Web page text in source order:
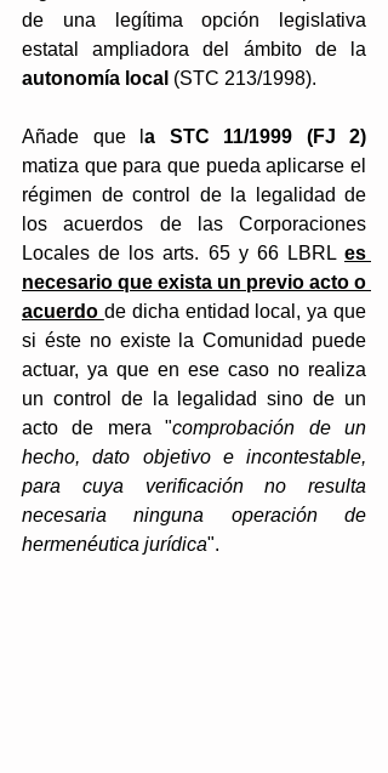
de una legítima opción legislativa
estatal ampliadora del ámbito de la
autonomía local (STC 213/1998).
Añade que l
matiza que para que pueda aplicarse el
régimen de control de la legalidad de
los acuerdos de las Corporaciones
Locales de los arts. 65 y 66 LBRL es
necesario que exista un previo acto o
acuerdo de dicha entidad local, ya que
si éste no existe la Comunidad puede
actuar, ya que en ese caso no realiza
un control de la legalidad sino de un
acto de mera "comprobación de un
hecho, dato objetivo e incontestable,
para cuya verificación no resulta
necesaria ninguna operación de
hermenéutica jurídica".